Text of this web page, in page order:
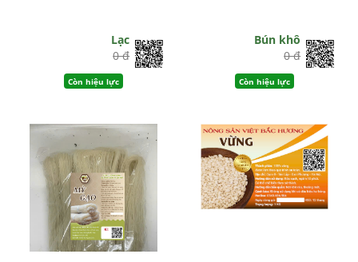
Lạc
0 đ
Còn hiệu lực
Bún khô
0 đ
Còn hiệu lực